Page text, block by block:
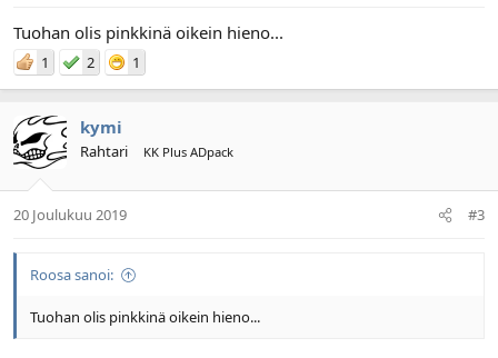
Tuohan olis pinkkinä oikein hieno...
1 2 1
kymi
Rahtari KK Plus ADpack
20 Joulukuu 2019 #3
Roosa sanoi:
Tuohan olis pinkkinä oikein hieno...